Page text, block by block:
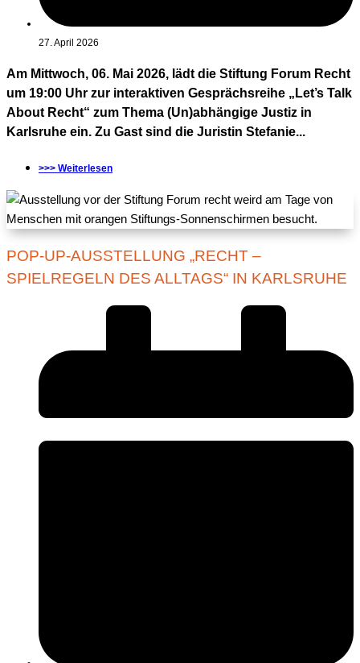
27. April 2026
Am Mittwoch, 06. Mai 2026, lädt die Stiftung Forum Recht
um 19:00 Uhr zur interaktiven Gesprächsreihe „Let’s Talk
About Recht“ zum Thema (Un)abhängige Justiz in
Karlsruhe ein. Zu Gast sind die Juristin Stefanie...
>>> Weiterlesen
POP-UP-AUSSTELLUNG „RECHT –
SPIELREGELN DES ALLTAGS“ IN KARLSRUHE